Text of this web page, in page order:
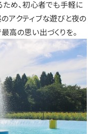
ため、初心者でも手軽に
アクティブな遊びと夜の
高の思い出づくりを。